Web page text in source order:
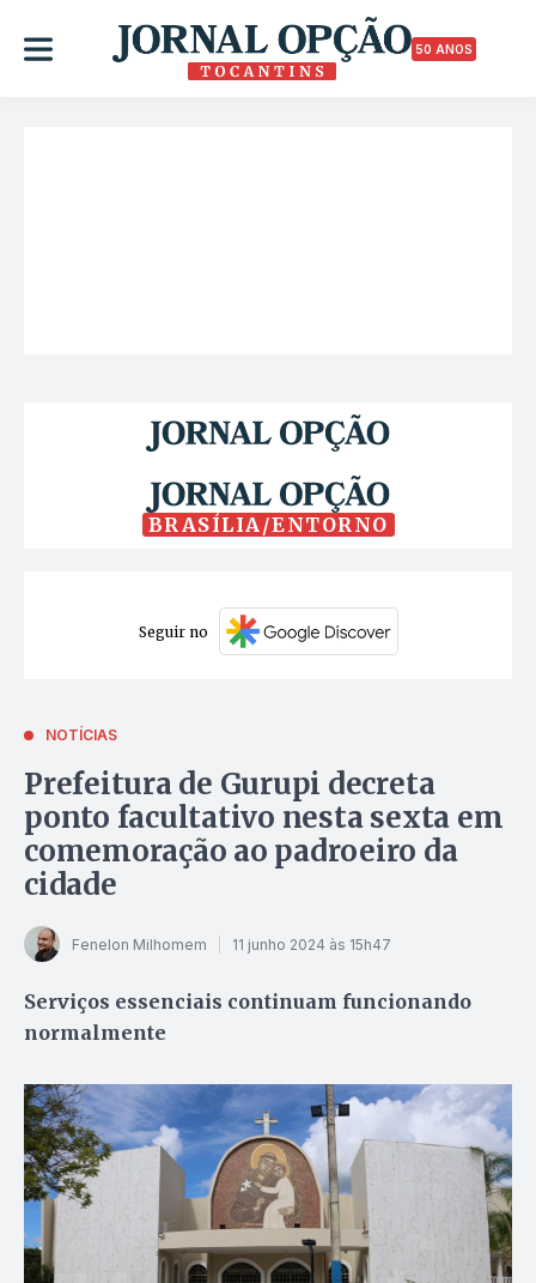
50 ANOS
BRASÍLIA/ENTORNO
Seguir no
NOTÍCIAS
Prefeitura de Gurupi decreta
ponto facultativo nesta sexta em
comemoração ao padroeiro da
cidade
Fenelon Milhomem 11 junho 2024 às 15h47
Serviços essenciais continuam funcionando
normalmente